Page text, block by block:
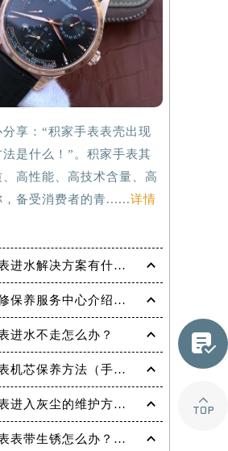
享：“积家手表表壳出现
是什么！”。积家手表其
高性能、高技术含量、高
备受消费者的青......详情
积家手表进水解决方案有什么？
积家维修保养服务中心介绍 | 积家
进水不走怎么办？
积家手表机芯保养方法（手表机芯正确保养方法）
积家手表进入灰尘的维护方法（处理办法）
积家手表表带生锈怎么办？（积家手表去除锈迹的四种方法）

